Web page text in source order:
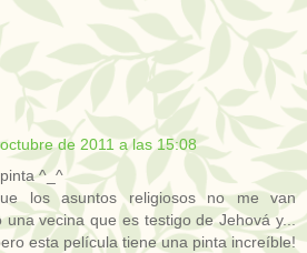
de 2011 a las 15:08
^_^
los asuntos religiosos no me van
una vecina que es testigo de Jehová y...
esta película tiene una pinta increíble!